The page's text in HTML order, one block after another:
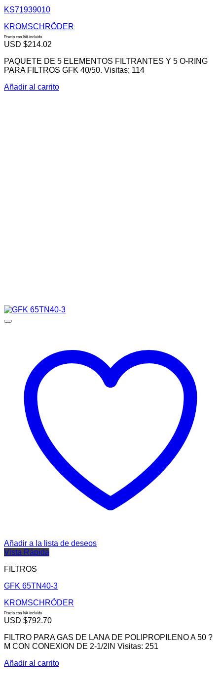
KS71939010
KROMSCHRÖDER
Precio con IVA incluido
USD $214.02
PAQUETE DE 5 ELEMENTOS FILTRANTES Y 5 O-RING
PARA FILTROS GFK 40/50. Visitas: 114
Añadir al carrito
Añadir a la lista de deseos
Vista Rápida
FILTROS
GFK 65TN40-3
KROMSCHRÖDER
Precio con IVA incluido
USD $792.70
FILTRO PARA GAS DE LANA DE POLIPROPILENO A 50 ?
M CON CONEXION DE 2-1/2IN Visitas: 251
Añadir al carrito